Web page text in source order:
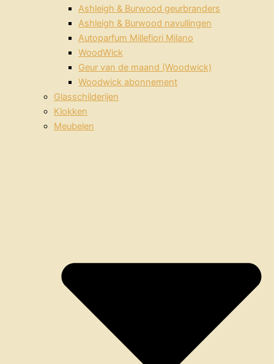
Ashleigh & Burwood geurbranders
Ashleigh & Burwood navullingen
Autoparfum Millefiori Milano
WoodWick
Geur van de maand (Woodwick)
Woodwick abonnement
Glasschilderijen
Klokken
Meubelen